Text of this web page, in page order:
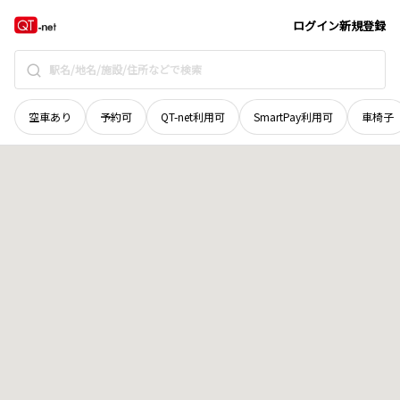
ログイン新規登録
空車あり 予約可 QT-net利用可 SmartPay利用可 車椅子
岡山県